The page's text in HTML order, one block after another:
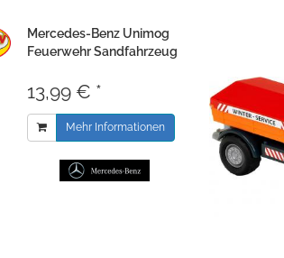
Mercedes-Benz Unimog
Feuerwehr Sandfahrzeug
13,99 € *
Mehr Informationen